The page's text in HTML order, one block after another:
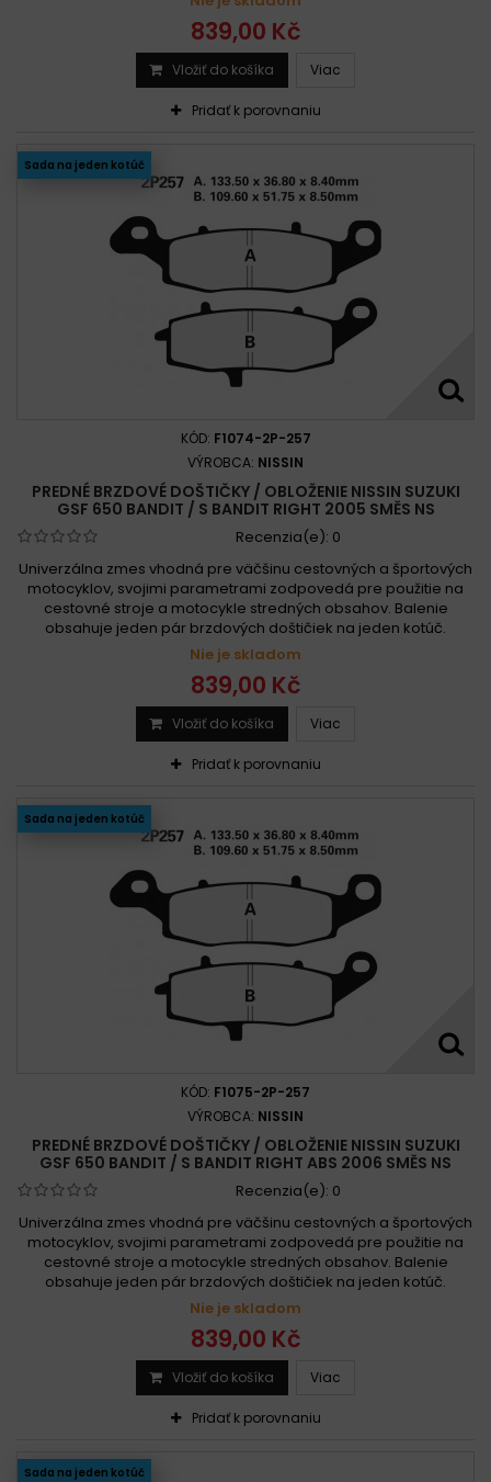
839,00 Kč
Vložiť do košíka Viac
Pridať k porovnaniu
Sada na jeden kotúč
KÓD: F1074-2P-257
VÝROBCA: NISSIN
PREDNÉ BRZDOVÉ DOŠTIČKY / OBLOŽENIE NISSIN SUZUKI
GSF 650 BANDIT / S BANDIT RIGHT 2005 SMĚS NS
Recenzia(e): 0
Univerzálna zmes vhodná pre väčšinu cestovných a športových
motocyklov, svojimi parametrami zodpovedá pre použitie na
cestovné stroje a motocykle stredných obsahov. Balenie
obsahuje jeden pár brzdových doštičiek na jeden kotúč.
Nie je skladom
839,00 Kč
Vložiť do košíka Viac
Pridať k porovnaniu
Sada na jeden kotúč
KÓD: F1075-2P-257
VÝROBCA: NISSIN
PREDNÉ BRZDOVÉ DOŠTIČKY / OBLOŽENIE NISSIN SUZUKI
GSF 650 BANDIT / S BANDIT RIGHT ABS 2006 SMĚS NS
Recenzia(e): 0
Univerzálna zmes vhodná pre väčšinu cestovných a športových
motocyklov, svojimi parametrami zodpovedá pre použitie na
cestovné stroje a motocykle stredných obsahov. Balenie
obsahuje jeden pár brzdových doštičiek na jeden kotúč.
Nie je skladom
839,00 Kč
Vložiť do košíka Viac
Pridať k porovnaniu
Sada na jeden kotúč